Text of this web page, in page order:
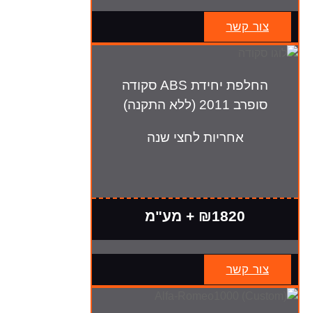
צור קשר
החלפת יחידת ABS סקודה
סופרב 2011 (ללא התקנה)
אחריות לחצי שנה
₪1820 + מע"מ
צור קשר